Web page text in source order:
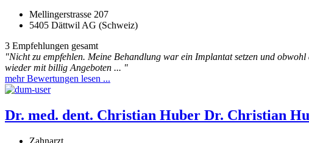
Mellingerstrasse 207
5405 Dättwil AG (Schweiz)
3 Empfehlungen gesamt
"Nicht zu empfehlen. Meine Behandlung war ein Implantat setzen und
wieder mit billig Angeboten ... "
mehr Bewertungen lesen ...
Dr. med. dent. Christian Huber Dr. Christian
Zahnarzt